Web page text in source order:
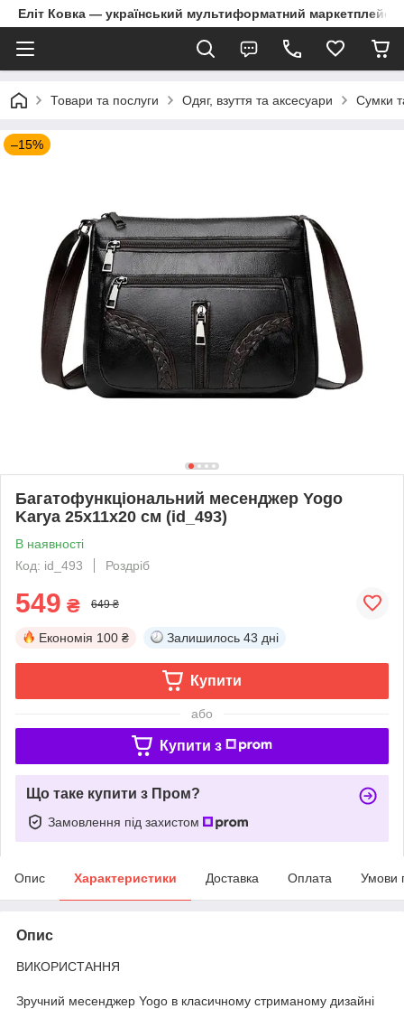
Еліт Ковка — український мультиформатний маркетплейс
Товари та послуги Одяг, взуття та аксесуари Сумки
–15%
Багатофункціональний месенджер Yogo
Karya 25х11х20 см (id_493)
В наявності
Код: id_493
Роздріб
549 ₴ 649 ₴
Економія 100 ₴ Залишилось 43 дні
Купити
або
Купити з
Що таке купити з Пром?
Замовлення під захистом
Опис Характеристики Доставка Оплата Умови
Опис
ВИКОРИСТАННЯ
Зручний месенджер Yogo в класичному стриманому дизайні